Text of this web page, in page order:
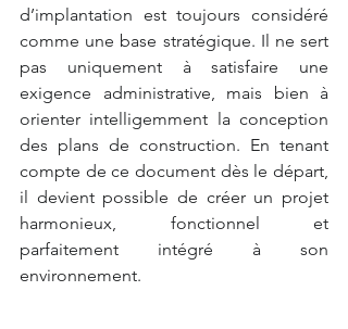
d’implantation est toujours considéré
comme une base stratégique. Il ne sert
pas uniquement à satisfaire une
exigence administrative, mais bien à
orienter intelligemment la conception
des plans de construction. En tenant
compte de ce document dès le départ,
il devient possible de créer un projet
harmonieux, fonctionnel et
parfaitement intégré à son
environnement.